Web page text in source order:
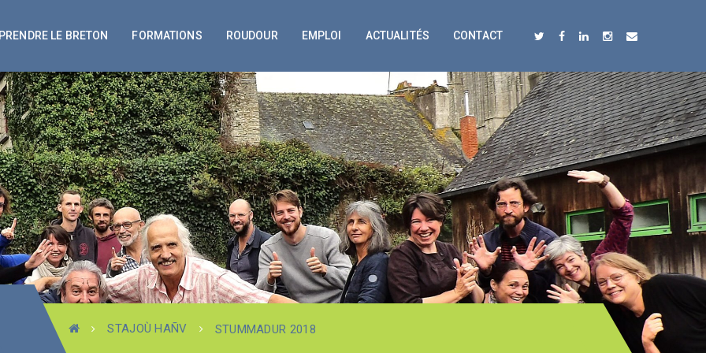
LE BRETON FORMATIONS ROUDOUR EMPLOI ACTUALITÉS CONTACT
STAJOÙ HAÑV STUMMADUR 2018